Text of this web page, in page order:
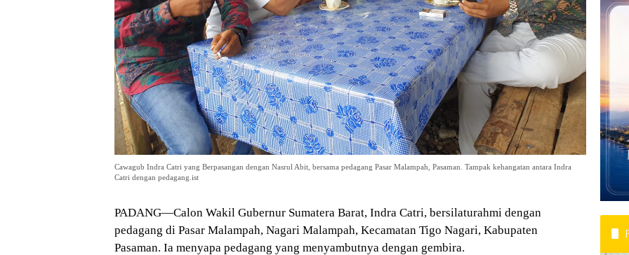
Cawagub Indra Catri yang Berpasangan dengan Nasrul Abit, bersama pedagang Pasar Malampah, Pasaman. Tampak kehangatan antara Indra
Catri dengan pedagang.ist
PADANG—Calon Wakil Gubernur Sumatera Barat, Indra Catri, bersilaturahmi dengan
pedagang di Pasar Malampah, Nagari Malampah, Kecamatan Tigo Nagari, Kabupaten
Pasaman. Ia menyapa pedagang yang menyambutnya dengan gembira.